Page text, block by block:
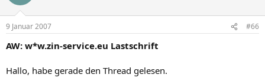
9 Januar 2007 #66
AW: w*w.zin-service.eu Lastschrift
Hallo, habe gerade den Thread gelesen.